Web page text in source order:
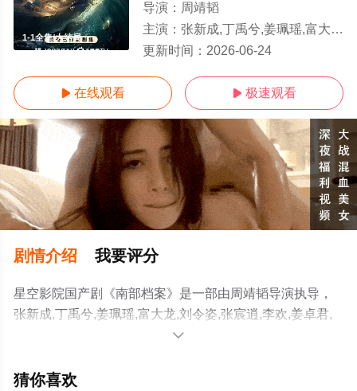
1-1全集/大结局
导演： 周靖韬
主演： 张新成,丁禹兮,姜珮瑶,富大龙,刘令姿,张宸逍,李欢,姜卓君,徐正溪,韩栋,季肖冰,徐振轩,程相,应灏铭,曲高
更新时间： 2026-06-24
 在线观看  极速观看
剧情介绍 我要评分
星空影院国产剧《南部档案》是一部由周靖韬导演执导，
张新成,丁禹兮,姜珮瑶,富大龙,刘令姿,张宸逍,李欢,姜卓君,
徐正溪,韩栋,季肖冰,徐振轩,程相,应灏铭,曲高位,寇振海,佟
情已揭晓（1-1全集），手机免费观看高清无删减完整版电

猜你喜欢